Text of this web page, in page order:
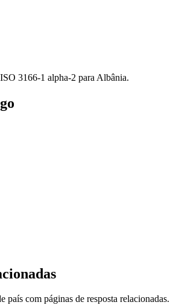
3166-1 alpha-2 para Albânia.
país com páginas de resposta relacionadas.